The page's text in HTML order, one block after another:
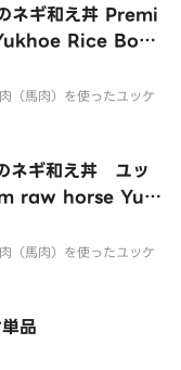
ネギ和え丼 Premi
Rice Bowl
Salad
（馬肉）を使ったユッケ
ネギ和え丼 ユッ
raw horse Yuk
a Green Oni
Yukhoe）
（馬肉）を使ったユッケ
品